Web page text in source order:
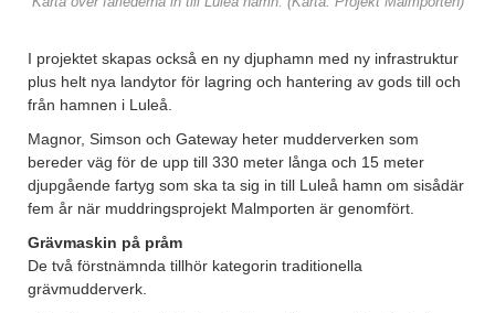
I projektet skapas också en ny djuphamn med ny infrastruktur
plus helt nya landytor för lagring och hantering av gods till och
från hamnen i Luleå.
Magnor, Simson och Gateway heter mudderverken som
bereder väg för de upp till 330 meter långa och 15 meter
djupgående fartyg som ska ta sig in till Luleå hamn om sisådär
fem år när muddringsprojekt Malmporten är genomfört.
Grävmaskin på pråm
De två förstnämnda tillhör kategorin traditionella
grävmudderverk.